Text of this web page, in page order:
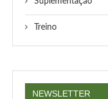
Treino
NEWSLETTER